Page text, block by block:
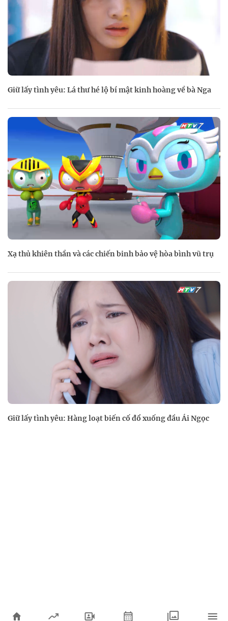
Giữ lấy tình yêu: Lá thư hé lộ bí mật kinh hoàng về bà Nga
Xạ thủ khiên thần và các chiến binh bảo vệ hòa bình vũ trụ
Giữ lấy tình yêu: Hàng loạt biến cố đổ xuống đầu Ái Ngọc
Xem thêm